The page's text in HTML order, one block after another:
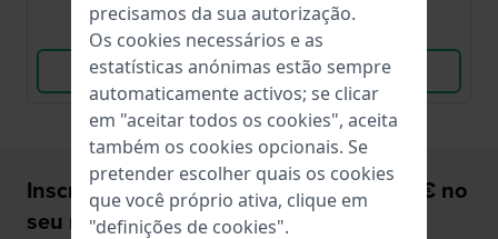
Comparar
Ver produto
Ver produto
Inscreva-se e receba um desconto de 5€ no
seu relógio!
precisamos da sua autorização.
Os cookies necessários e as
estatísticas anónimas estão sempre
automaticamente activos; se clicar
em "aceitar todos os cookies", aceita
também os cookies opcionais. Se
pretender escolher quais os cookies
que você próprio ativa, clique em
"definições de cookies".